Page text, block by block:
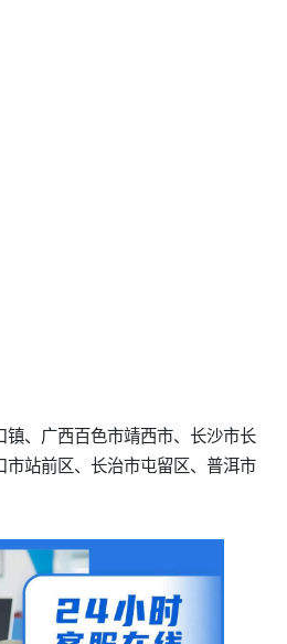
、广西百色市靖西市、长沙市长
站前区、长治市屯留区、普洱市